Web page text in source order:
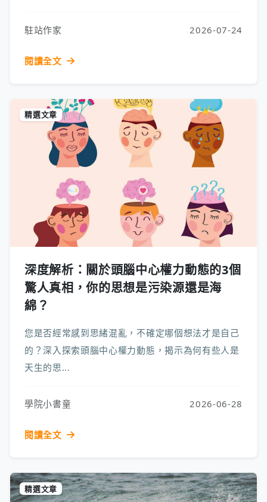
駐站作家 2026-07-24
閱讀全文
精選文章
深度解析：關於頭腦中心權力動態的3個
驚人真相，你的思想是污染源還是海
綿？
您是否經常感到思緒混亂，不確定哪個想法才是自己
的？深入探索頭腦中心權力動態，揭示為何有些人是
天生的思...
學院小書童 2026-06-28
閱讀全文
精選文章